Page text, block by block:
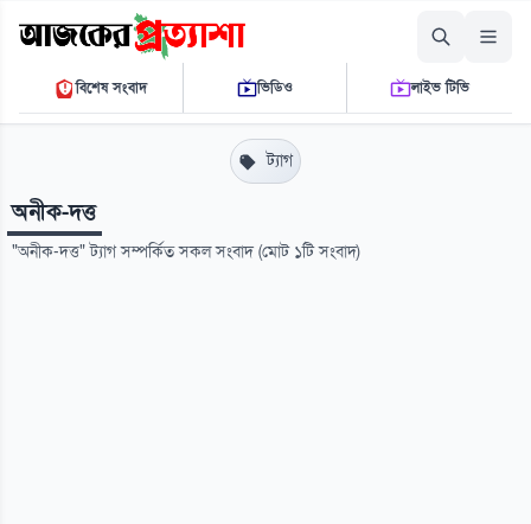
শুক্রবার, ০৭ আগস্ট ২০২৬
০৫ ৫২ ৫১ পি.এম.THE DAILY AJKER PROTTASHA
বিশেষ সংবাদ ভিডিও লাইভ টিভি
ট্যাগ
অনীক-দত্ত
"অনীক-দত্ত" ট্যাগ সম্পর্কিত সকল সংবাদ (মোট ১টি সংবাদ)